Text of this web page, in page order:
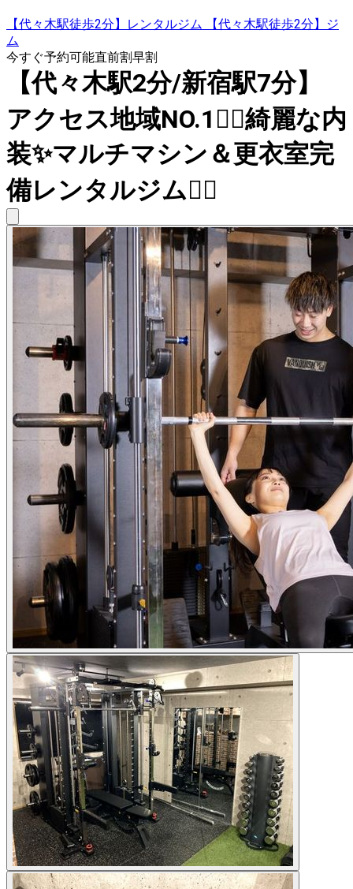
【代々木駅徒歩2分】レンタルジム 【代々木駅徒歩2分】ジ
ム
今すぐ予約可能直前割早割
【代々木駅2分/新宿駅7分】
アクセス地域NO.1🚶‍♂️綺麗な内
装✨マルチマシン＆更衣室完
備レンタルジム🏋️‍♂️